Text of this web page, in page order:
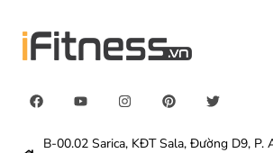
B-00.02 Sarica, KĐT Sala, Đường D9, P.